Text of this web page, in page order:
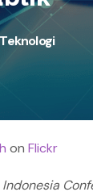
onFlickr